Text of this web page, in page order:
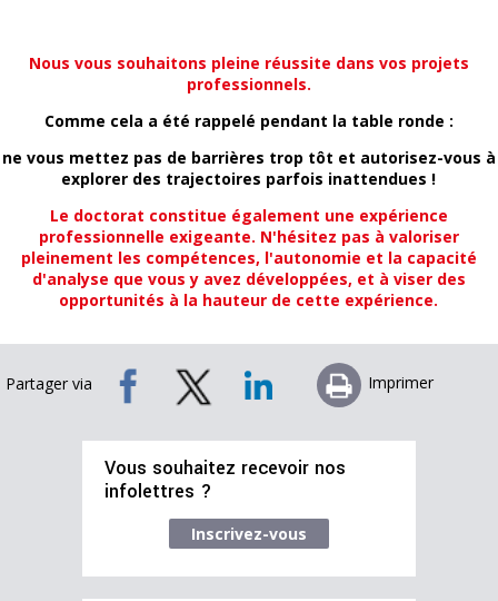
Nous vous souhaitons pleine réussite dans vos projets
professionnels.
Comme cela a été rappelé pendant la table ronde :
ne vous mettez pas de barrières trop tôt et autorisez-vous à
explorer des trajectoires parfois inattendues !
Le doctorat constitue également une expérience
professionnelle exigeante. N'hésitez pas à valoriser
pleinement les compétences, l'autonomie et la capacité
d'analyse que vous y avez développées, et à viser des
opportunités à la hauteur de cette expérience.
Partager via Imprimer
Vous souhaitez recevoir nos
infolettres ?
Inscrivez-vous